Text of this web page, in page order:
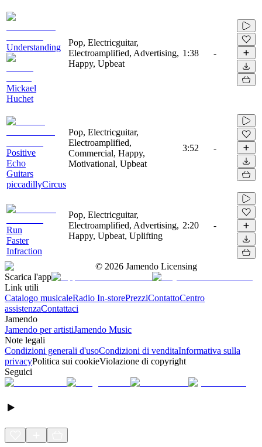
Understanding
Mickael
Huchet
Pop, Electricguitar,
Electroamplified, Advertising,
Happy, Upbeat
1:38 -
Positive
Echo
Guitars
piccadillyCircus
Pop, Electricguitar,
Electroamplified,
Commercial, Happy,
Motivational, Upbeat
3:52 -
Run
Faster
Infraction
Pop, Electricguitar,
Electroamplified, Advertising,
Happy, Upbeat, Uplifting
2:20 -
© 2026 Jamendo Licensing
Scarica l'app
Link utili
Catalogo musicaleRadio In-storePrezziContattoCentro
assistenzaContattaci
Jamendo
Jamendo per artistiJamendo Music
Note legali
Condizioni generali d'usoCondizioni di venditaInformativa sulla
privacyPolitica sui cookieViolazione di copyright
Seguici